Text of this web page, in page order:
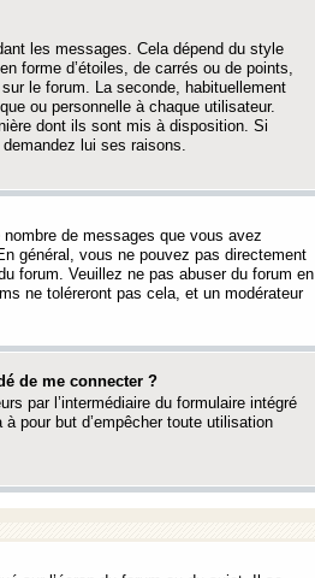
les messages. Cela dépend du style
forme d’étoiles, de carrés ou de points,
le forum. La seconde, habituellement
ou personnelle à chaque utilisateur.
dont ils sont mis à disposition. Si
lui ses raisons.
de messages que vous avez
général, vous ne pouvez pas directement
forum. Veuillez ne pas abuser du forum en
ne toléreront pas cela, et un modérateur
de me connecter ?
par l’intermédiaire du formulaire intégré
pour but d’empêcher toute utilisation